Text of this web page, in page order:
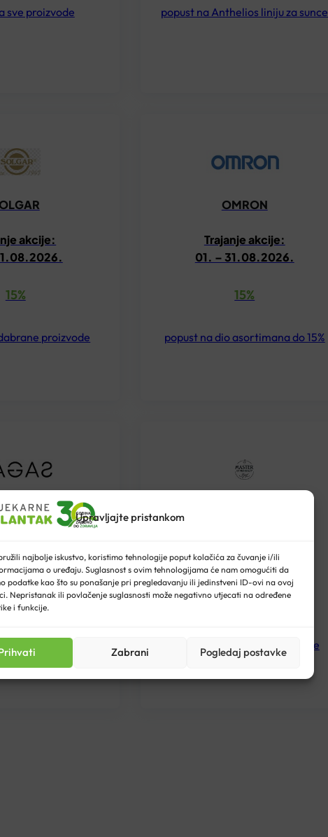
Upravljajte pristankom
najbolje iskustvo, koristimo tehnologije poput kolačića za čuvanje i/ili
o uređaju. Suglasnost s ovim tehnologijama će nam omogućiti da
podatke kao što su ponašanje pri pregledavanju ili jedinstveni ID-ovi na ovoj
Nepristanak ili povlačenje suglasnosti može negativno utjecati na određene
i funkcije.
Zabrani Pogledaj postavke
sve proizvode popust na Anthelios liniju za sunce
akcije:
15%
proizvode
OMRON
Trajanje akcije:
01. – 31.08.2026.
15%
popust na dio asortimana do 15%
20%
proizvode
MASTER OF PHARMACY
01. – 10.08.2026.
20%
popust na odabrane proizvode